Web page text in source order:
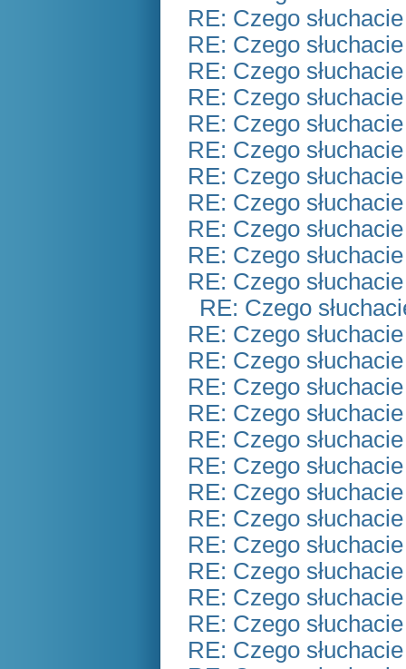
RE: Czego
RE: Czego
RE: Czego
RE: Czego
RE: Czego
RE: Czego
RE: Czego
RE: Czego
RE: Czego
RE: Czego
RE: Czego
RE: Czego
RE: Czego
RE: Czego
RE: Czego
RE: Czego
RE: Czego
RE: Czego
RE: Czego
RE: Czego
RE: Czego
RE: Czego
RE: Czego
RE: Czego
RE: Czego